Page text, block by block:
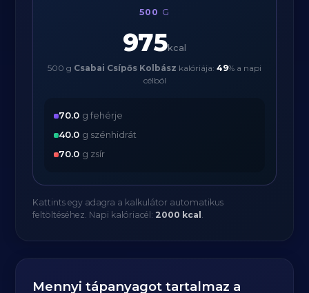
500 G
975kcal
500 g Csabai Csípős Kolbász kalóriája: 49% a napi
célból
70.0 g fehérje
40.0 g szénhidrát
70.0 g zsír
Kattints egy adagra a kalkulátor automatikus
feltöltéséhez. Napi kalóriacél: 2000 kcal .
Mennyi tápanyagot tartalmaz a